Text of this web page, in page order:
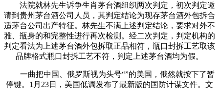
法院就林先生诉争生肖茅台酒组织两次判定，初次判定邀
请到贵州茅台酒公司人员，其判定结论为现存茅台酒外包拆合
适茅台公司出产特征。林先生不满上述判定结论，要求对外不
雅、瓶身的和完整性进行再次检测。经二次判定，判定机构的
判定看法为上述茅台酒外包拆取正品相符，瓶口封拆工艺取该
品牌格式瓶口封拆工艺不符，判定上述茅台酒均为假。
一曲把中国、俄罗斯视为头号“”的美国，俄然就按下了暂
停键。1月23日，美国低调发布了最新版的国防计谋文件。文